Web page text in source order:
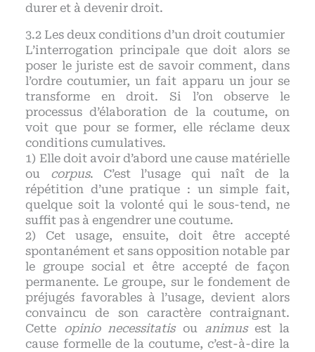
durer et à devenir droit.
Les deux conditions d’un droit coutumier
L’interrogation principale que doit alors se
poser le juriste est de savoir comment, dans
l’ordre coutumier, un fait apparu un jour se
transforme en droit. Si l’on observe le
processus d’élaboration de la coutume, on
voit que pour se former, elle réclame deux
conditions cumulatives.
1) Elle doit avoir d’abord une cause matérielle
ou corpus. C’est l’usage qui naît de la
répétition d’une pratique : un simple fait,
quelque soit la volonté qui le sous-tend, ne
suffit pas à engendrer une coutume.
2) Cet usage, ensuite, doit être accepté
spontanément et sans opposition notable par
le groupe social et être accepté de façon
permanente. Le groupe, sur le fondement de
préjugés favorables à l’usage, devient alors
convaincu de son caractère contraignant.
Cette opinio necessitatisou animusest la
cause formelle de la coutume, c’est-à-dire la